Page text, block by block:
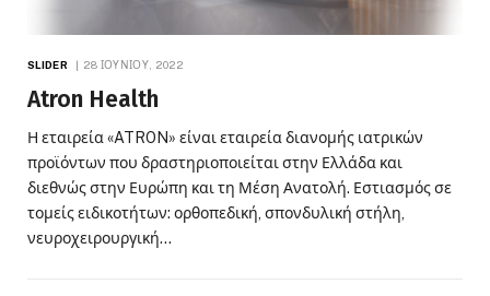
SLIDER 28 ΙΟΥΝΊΟΥ, 2022
Atron Health
Η εταιρεία «ATRON» είναι εταιρεία διανομής ιατρικών
προϊόντων που δραστηριοποιείται στην Ελλάδα και
διεθνώς στην Ευρώπη και τη Μέση Ανατολή. Εστιασμός σε
τομείς ειδικοτήτων: ορθοπεδική, σπονδυλική στήλη,
νευροχειρουργική…